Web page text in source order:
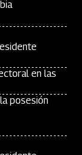
en las
posesión